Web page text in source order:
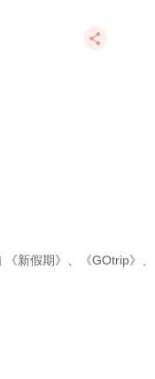
《新假期》 《GOtrip》